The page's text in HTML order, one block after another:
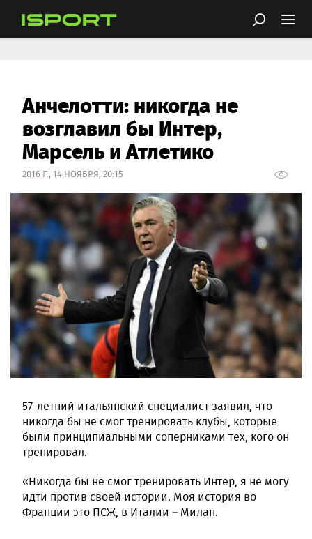
Анчелотти: никогда не
возглавил бы Интер,
Марсель и Атлетико
2016 Г., 14 НОЯБРЯ, 20:15
57-летний итальянский специалист заявил, что
никогда бы не смог тренировать клубы, которые
были принципиальными соперниками тех, кого он
тренировал.
«Никогда бы не смог тренировать Интер, я не могу
идти против своей истории. Моя история во
Франции это ПСЖ, в Италии – Милан.